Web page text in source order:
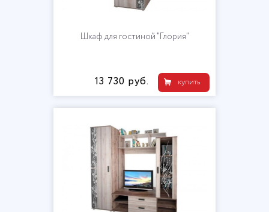
Шкаф для гостиной "Глория"
купить
13 730 руб.